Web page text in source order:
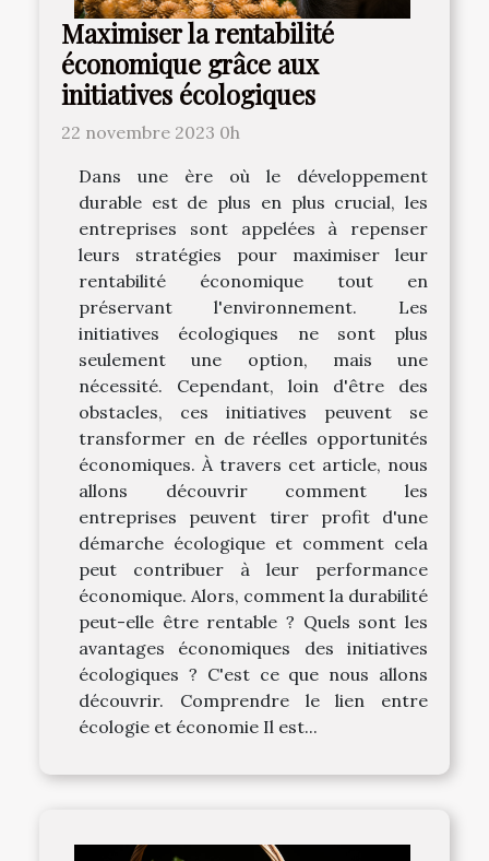
Maximiser la rentabilité
économique grâce aux
initiatives écologiques
22 novembre 2023 0h
Dans une ère où le développement
durable est de plus en plus crucial, les
entreprises sont appelées à repenser
leurs stratégies pour maximiser leur
rentabilité économique tout en
préservant l'environnement. Les
initiatives écologiques ne sont plus
seulement une option, mais une
nécessité. Cependant, loin d'être des
obstacles, ces initiatives peuvent se
transformer en de réelles opportunités
économiques. À travers cet article, nous
allons découvrir comment les
entreprises peuvent tirer profit d'une
démarche écologique et comment cela
peut contribuer à leur performance
économique. Alors, comment la durabilité
peut-elle être rentable ? Quels sont les
avantages économiques des initiatives
écologiques ? C'est ce que nous allons
découvrir. Comprendre le lien entre
écologie et économie Il est...